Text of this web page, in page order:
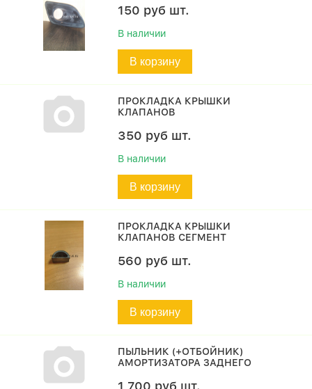
150 руб шт.
В наличии
В корзину
ПРОКЛАДКА КРЫШКИ
КЛАПАНОВ
350 руб шт.
В наличии
В корзину
ПРОКЛАДКА КРЫШКИ
КЛАПАНОВ СЕГМЕНТ
560 руб шт.
В наличии
В корзину
ПЫЛЬНИК (+ОТБОЙНИК)
АМОРТИЗАТОРА ЗАДНЕГО
1 700 руб шт.